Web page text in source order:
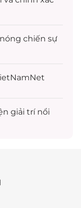
chiến sự
giải trínổi